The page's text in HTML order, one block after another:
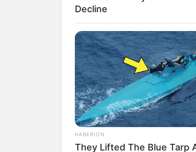
Decline
HABERION
They Lifted The Blue Tarp